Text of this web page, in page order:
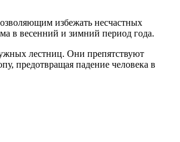
избежать несчастных
в весенний и зимний период года.
лестниц. Они препятствуют
предотвращая падение человека в